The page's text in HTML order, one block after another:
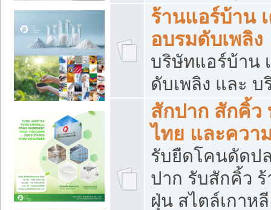
ร้านแอร์บ้าน
อบรมดับเพลิง
บริษัทแอร์บ้าน
ดับเพลิง และ
สักปาก สักคิ้
ไทย และควา
รับยืดโคนดัดป
ปาก รับสักคิ้ว
ฝุ่น สไตล์เกาห